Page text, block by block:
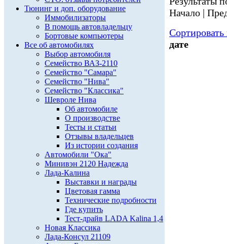
Тюнинг и доп. оборудование
Иммобилизаторы
В помощь автовладельцу
Бортовые компьютеры
Все об автомобилях
Выбор автомобиля
Семейство ВАЗ-2110
Семейство "Самара"
Семейство "Нива"
Семейство "Классика"
Шевроле Нива
Об автомобиле
О производстве
Тесты и статьи
Отзывы владельцев
Из истории создания
Автомобили "Ока"
Минивэн 2120 Надежда
Лада-Калина
Выставки и награды
Цветовая гамма
Технические подробности
Где купить
Тест-драйв LADA Kalina 1,4
Новая Классика
Лада-Консул 21109
Начало |
дате